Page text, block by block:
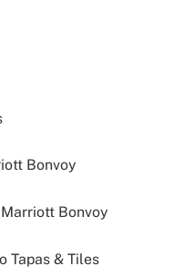
Bonvoy
Bonvoy
Tapas & Tiles